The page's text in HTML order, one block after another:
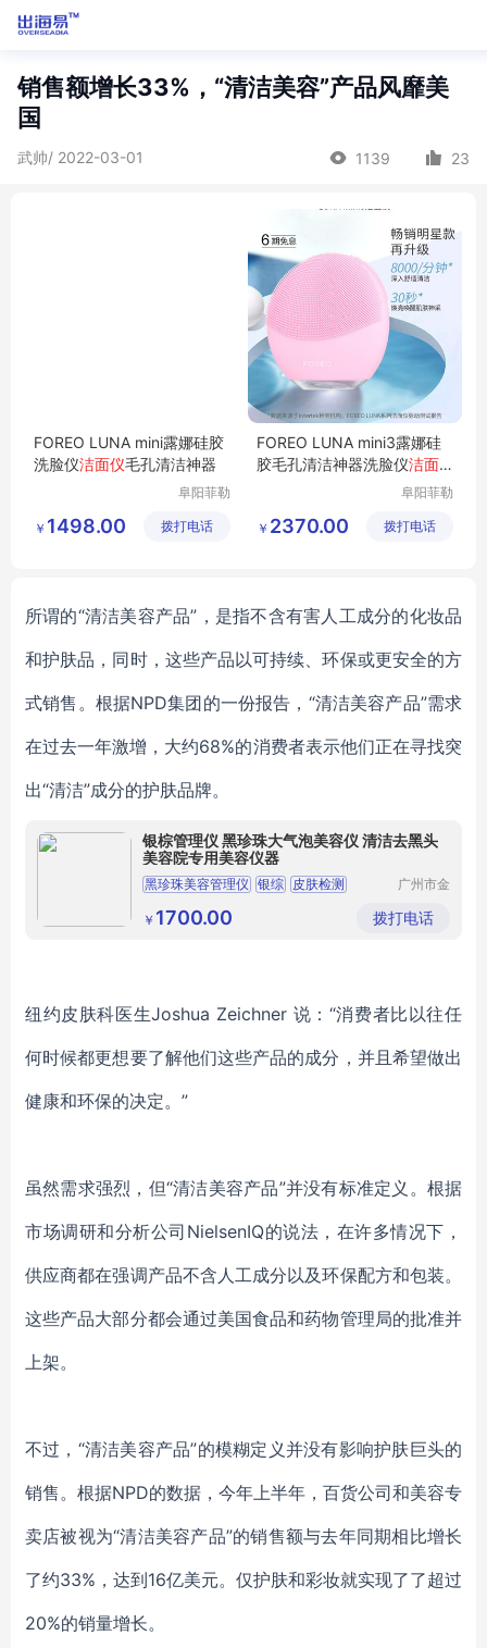
销售额增长33%，“清洁美容”产品风靡美
国
武帅/ 2022-03-01 1139 23
FOREO LUNA mini露娜硅胶
洗脸仪洁面仪毛孔清洁神器
阜阳菲勒
公司
￥ 1498.00 拨打电话
FOREO LUNA mini3露娜硅
胶毛孔清洁神器洗脸仪洁面
阜阳菲勒
公司
￥ 2370.00 拨打电话
所谓的“清洁美容产品”，是指不含有害人工成分的化妆品
和护肤品 ， 同时，这些产品以可持续、环保或更安全的方
式销售 。根据NPD集团的一份报告， “清洁美容产品”需求
在过去一年激增 ， 大约68%的消费者表示他们正在寻找突
出“清洁”成分的护肤品牌。
银棕管理仪 黑珍珠大气泡美容仪 清洁去黑头
美容院专用美容仪器
黑珍珠美容管理仪 银综 皮肤检测
广州市金
美体设备
有限公司
￥ 1700.00 拨打电话
纽约皮肤科医生Joshua Zeichner 说：“消费者比以往任
何时候都更想要了解他们这些产品的成分 ，并且希望做出
健康和环保的决定。 ”
虽然需求强烈 ，但“清洁美容产品”并没有标准定义。根据
市场调研和分析公司 NielsenIQ的说法，在许多情况下，
供应商都在强调产品不含人工成分以及环保配方和包装。
这些产品大部分都会通过美国食品和药物管理局的批准并
上架。
不过， “清洁美容产品”的模糊定义并没有影响护肤巨头的
销售。根据NPD的数据，今年上半年，百货公司和美容专
卖店被视为“清洁美容产品”的销售额与去年同期相比增长
了约33%，达到16亿美元。仅护肤和彩妆就实现了了超过
20%的销量增长。